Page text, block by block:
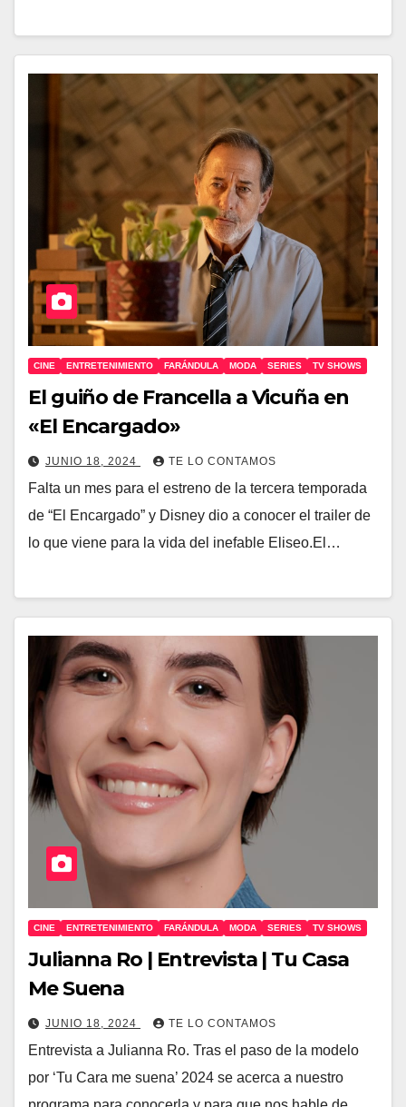
CINE ENTRETENIMIENTO FARÁNDULA MODA SERIES TV SHOWS
El guiño de Francella a Vicuña en
«El Encargado»
JUNIO 18, 2024 TE LO CONTAMOS
Falta un mes para el estreno de la tercera temporada
de “El Encargado” y Disney dio a conocer el trailer de
lo que viene para la vida del inefable Eliseo.El…
CINE ENTRETENIMIENTO FARÁNDULA MODA SERIES TV SHOWS
Julianna Ro | Entrevista | Tu Casa
Me Suena
JUNIO 18, 2024 TE LO CONTAMOS
Entrevista a Julianna Ro. Tras el paso de la modelo
por ‘Tu Cara me suena’ 2024 se acerca a nuestro